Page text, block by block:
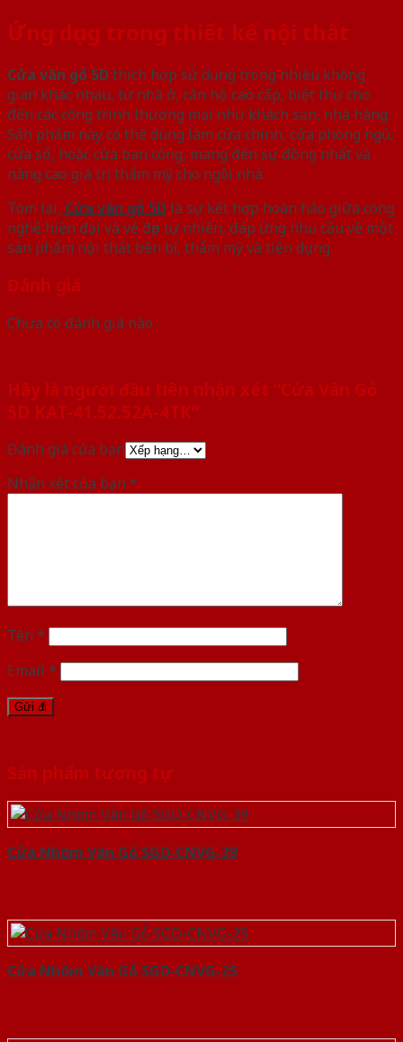
Ứng dụng trong thiết kế nội thất
Cửa vân gỗ 5Dthích hợp sử dụng trong nhiều không
gian khác nhau, từ nhà ở, căn hộ cao cấp, biệt thự cho
đến các công trình thương mại như khách sạn, nhà hàng.
Sản phẩm này có thể dùng làm cửa chính, cửa phòng ngủ,
cửa sổ, hoặc cửa ban công, mang đến sự đồng nhất và
nâng cao giá trị thẩm mỹ cho ngôi nhà.
Tóm lại, Cửa vân gỗ 5D là sự kết hợp hoàn hảo giữa công
nghệ hiện đại và vẻ đẹp tự nhiên, đáp ứng nhu cầu về một
sản phẩm nội thất bền bỉ, thẩm mỹ và tiện dụng.
Đánh giá
Chưa có đánh giá nào.
Hãy là người đầu tiên nhận xét “Cửa Vân Gỗ
5D KAT-41.52.52A-4TK”
Đánh giá của bạn
Nhận xét của bạn *
Tên *
Email *
Sản phẩm tương tự
Cửa Nhôm Vân Gỗ SGD-CNVG-39
Cửa Nhôm Vân Gỗ SGD-CNVG-25